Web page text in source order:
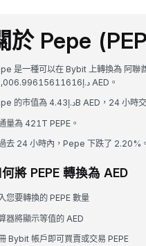
於 Pepe
是一種可以在 Bybit 上轉換為 阿聯
د.إ95,006.99615611616 AED。
量為 421T PEPE。
去 24 小時內，Pepe 下跌了 2.20%。
將 PEPE 轉換為 AED
您要轉換的 PEPE 數量
器將顯示等值的 AED
Bybit 帳戶即可買賣或交易 PEPE